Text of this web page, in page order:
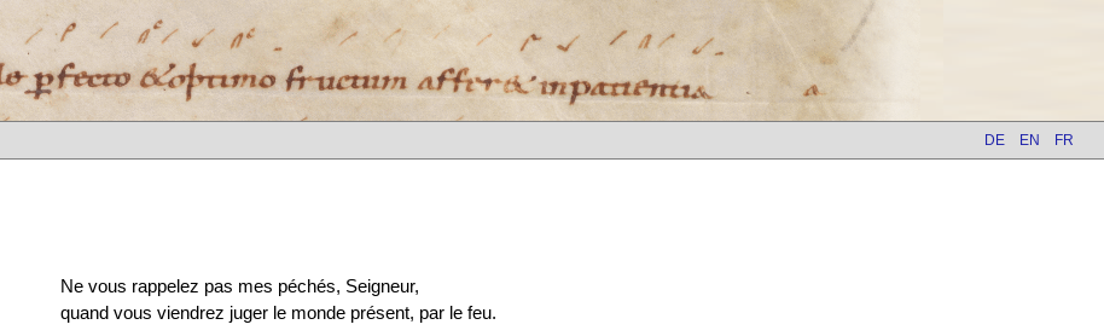
DE EN FR
Ne vous rappelez pas mes péchés, Seigneur,
quand vous viendrez juger le monde présent, par le feu.